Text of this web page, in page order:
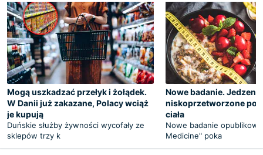
Mogą uszkadzać przełyk i żołądek.
W Danii już zakazane, Polacy wciąż
je kupują
Duńskie służby żywności wycofały ze
sklepów trzy k
Nowe badanie. Jedzenie
niskoprzetworzone
ciała
Nowe badanie
Medicine" poka